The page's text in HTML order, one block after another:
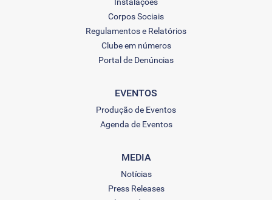
Corpos Sociais
Regulamentos e Relatórios
Clube em números
Portal de Denúncias
EVENTOS
Produção de Eventos
Agenda de Eventos
MEDIA
Notícias
Press Releases